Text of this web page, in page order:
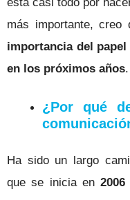
más importante, creo
importancia del
en los próximos años.
¿Por qué
Ha sido un largo
que se inicia en